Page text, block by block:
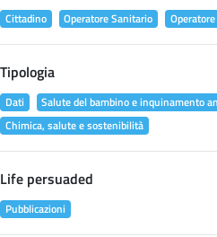
Cittadino Operatore Sanitario
Tipologia
Dati
Salute del bambino e inquinamento
Chimica, salute e sostenibilità
Life persuaded
Pubblicazioni